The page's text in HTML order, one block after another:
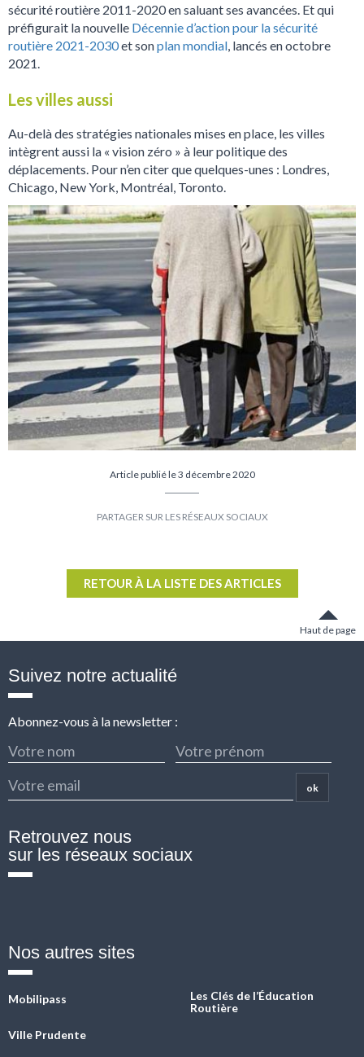
sécurité routière 2011-2020 en saluant ses avancées. Et qui
préfigurait la nouvelle Décennie d’action pour la sécurité
routière 2021-2030et sonplan mondial, lancés en octobre
2021.
Les villes aussi
Au-delà des stratégies nationales mises en place, les villes
intègrent aussi la « vision zéro » à leur politique des
déplacements. Pour n’en citer que quelques-unes : Londres,
Chicago, New York, Montréal, Toronto.
Article publié le 3 décembre 2020
Facebook
Twitter
RETOUR À LA LISTE DES ARTICLES
Haut de page
Suivez notre actualité
Abonnez-vous à la newsletter :
ok
Retrouvez nous
sur les réseaux sociaux
Nos autres sites
Mobilipass
Les Clés de l’Éducation
Routière
Ville Prudente